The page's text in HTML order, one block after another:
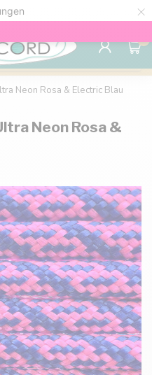
×
ab 150 €
0
Neon Rosa & Electric Blau
Neon Rosa &